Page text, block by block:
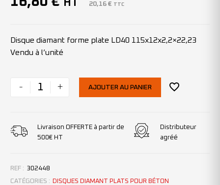
HT 20,16 € TTC
Disque diamant forme plate LD40 115x12x2,2×22,23
Vendu à l’unité
- + AJOUTER AU PANIER
Livraison OFFERTE à partir de
500€ HT
Distributeur
agréé
REF : 302448
CATÉGORIES :
DISQUES DIAMANT PLATS POUR BÉTON